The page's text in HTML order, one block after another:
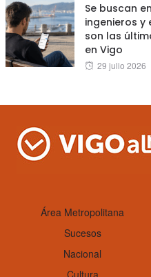
Se buscan
ingenieros y
son las
en Vigo
Posted
29 julio 2026
Área Metropolitana
Sucesos
Nacional
Cultura